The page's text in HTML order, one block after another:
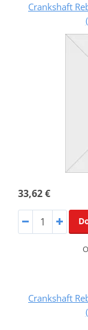
Crankshaft
33,62 €
Crankshaft